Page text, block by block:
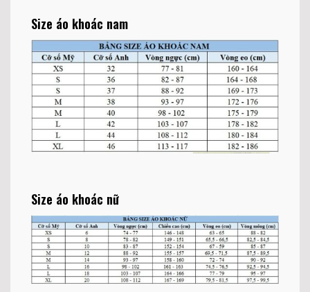
Size áo khoác nam
Size áo khoác nữ